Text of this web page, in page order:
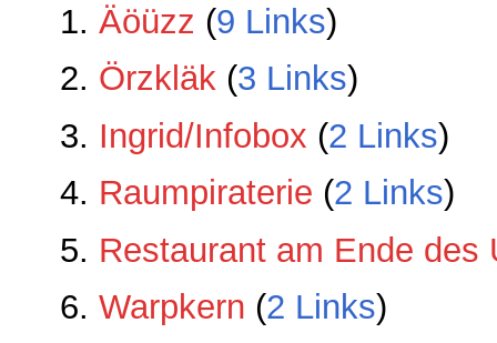
Äöüzz ‏‎ (9 Links)
Örzkläk‏‎ (3 Links)
Ingrid/Infobox ‏‎ (2 Links)
Raumpiraterie ‏‎ (2 Links)
Restaurant am Ende des
Warpkern ‏‎ (2 Links)